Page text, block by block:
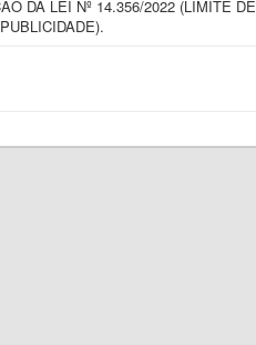
DA LEI Nº 14.356/2022 (LIMITE DE